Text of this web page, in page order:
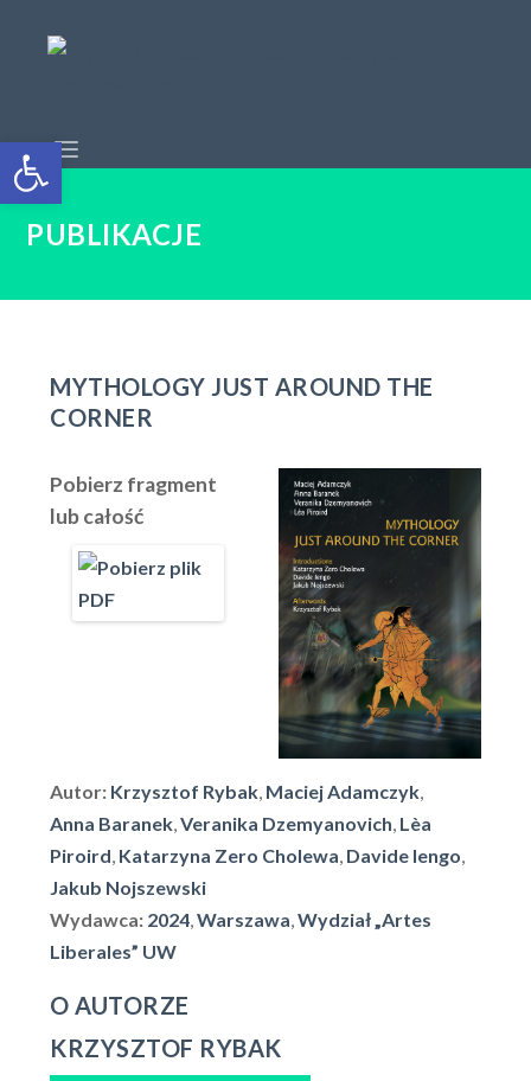
Open toolbar
PUBLIKACJE
MYTHOLOGY JUST AROUND THE
CORNER
Pobierz fragment
lub całość
Autor: Krzysztof Rybak, Maciej Adamczyk,
Anna Baranek,Veranika Dzemyanovich, Lèa
Piroird, Katarzyna Zero Cholewa, Davide Iengo,
Jakub Nojszewski
Wydawca: 2024,Warszawa,Wydział „Artes
Liberales” UW
O AUTORZE
KRZYSZTOF RYBAK